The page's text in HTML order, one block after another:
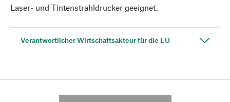
Laser- und Tintenstrahldrucker geeignet.
Verantwortlicher Wirtschaftsakteur für die EU